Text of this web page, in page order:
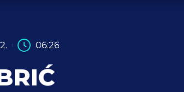
06:26